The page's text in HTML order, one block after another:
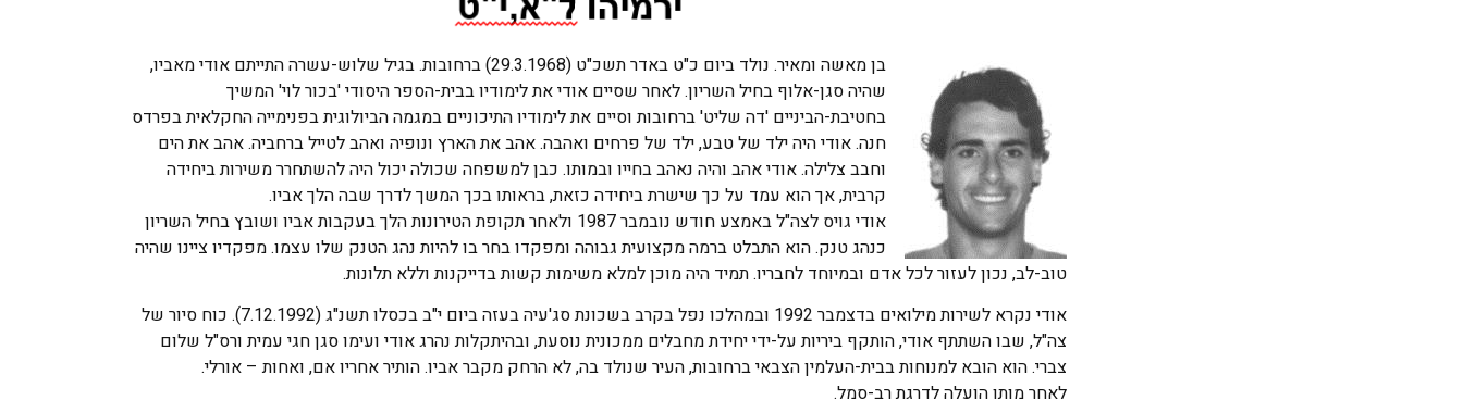
בן מאשה ומאיר. נולד ביום כ"ט באדר תשכ"ט (29.3.1968) ברחובות. בגיל שלוש-עשרה התייתם אודי מאביו,
שהיה סגן-אלוף בחיל השריון. לאחר שסיים אודי את לימודיו בבית-הספר היסודי 'בכור לוי' המשיך
בחטיבת-הביניים 'דה שליט' ברחובות וסיים את לימודיו התיכוניים במגמה הביולוגית בפנימייה החקלאית בפרדס
חנה. אודי היה ילד של טבע, ילד של פרחים ואהבה. אהב את הארץ ונופיה ואהב לטייל ברחביה. אהב את הים
וחבב צלילה. אודי אהב והיה נאהב בחייו ובמותו. כבן למשפחה שכולה יכול היה להשתחרר משירות ביחידה
קרבית, אך הוא עמד על כך שישרת ביחידה כזאת, בראותו בכך המשך לדרך שבה הלך אביו.
אודי גויס לצה"ל באמצע חודש נובמבר 1987 ולאחר תקופת הטירונות הלך בעקבות אביו ושובץ בחיל השריון
כנהג טנק. הוא התבלט ברמה מקצועית גבוהה ומפקדו בחר בו להיות נהג הטנק שלו עצמו. מפקדיו ציינו שהיה
טוב-לב, נכון לעזור לכל אדם ובמיוחד לחבריו. תמיד היה מוכן למלא משימות קשות בדייקנות וללא תלונות.
אודי נקרא לשירות מילואים בדצמבר 1992 ובמהלכו נפל בקרב בשכונת סג'עיה בעזה ביום י"ב בכסלו תשנ"ג (7.12.1992). כוח סיור של
צה"ל, שבו השתתף אודי, הותקף ביריות על-ידי יחידת מחבלים ממכונית נוסעת, ובהיתקלות נהרג אודי ועימו סגן חגי עמית ורס"ל שלום
צברי. הוא הובא למנוחות בבית-העלמין הצבאי ברחובות, העיר שנולד בה, לא הרחק מקבר אביו. הותיר אחריו אם, ואחות – אורלי.
לאחר מותו הועלה לדרגת רב-סמל.